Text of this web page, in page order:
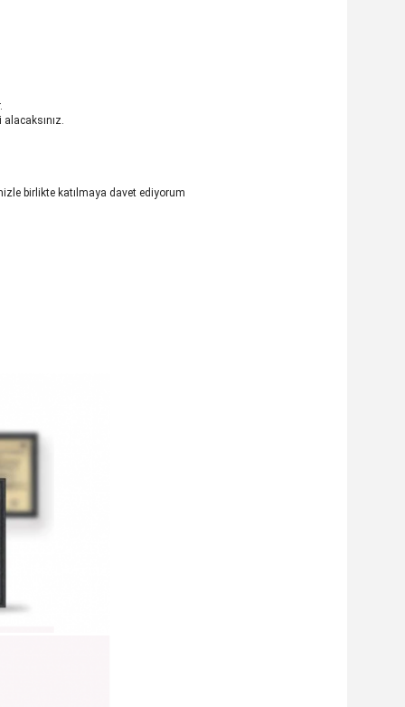
birlikte katılmaya davet ediyorum